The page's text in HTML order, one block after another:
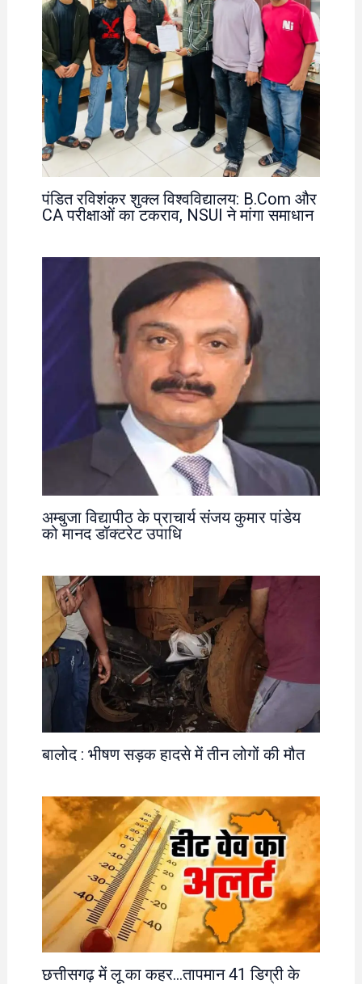
पंडित रविशंकर शुक्ल विश्वविद्यालय: B.Com और
CA परीक्षाओं का टकराव, NSUI ने मांगा समाधान
अम्बुजा विद्यापीठ के प्राचार्य संजय कुमार पांडेय
को मानद डॉक्टरेट उपाधि
बालोद : भीषण सड़क हादसे में तीन लोगों की मौत
छत्तीसगढ़ में लू का कहर…तापमान 41 डिग्री के